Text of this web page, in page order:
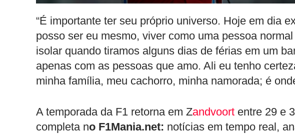
“É importante ter seu próprio universo. Hoje em dia
posso ser eu mesmo, viver como uma pessoa
isolar quando tiramos alguns dias de férias em um
apenas com as pessoas que amo. Ali eu tenho
minha família, meu cachorro, minha namorada; é
A temporada da F1 retorna em Zandvoort entre 29 e
completa no F1Mania.net: notícias em tempo real,